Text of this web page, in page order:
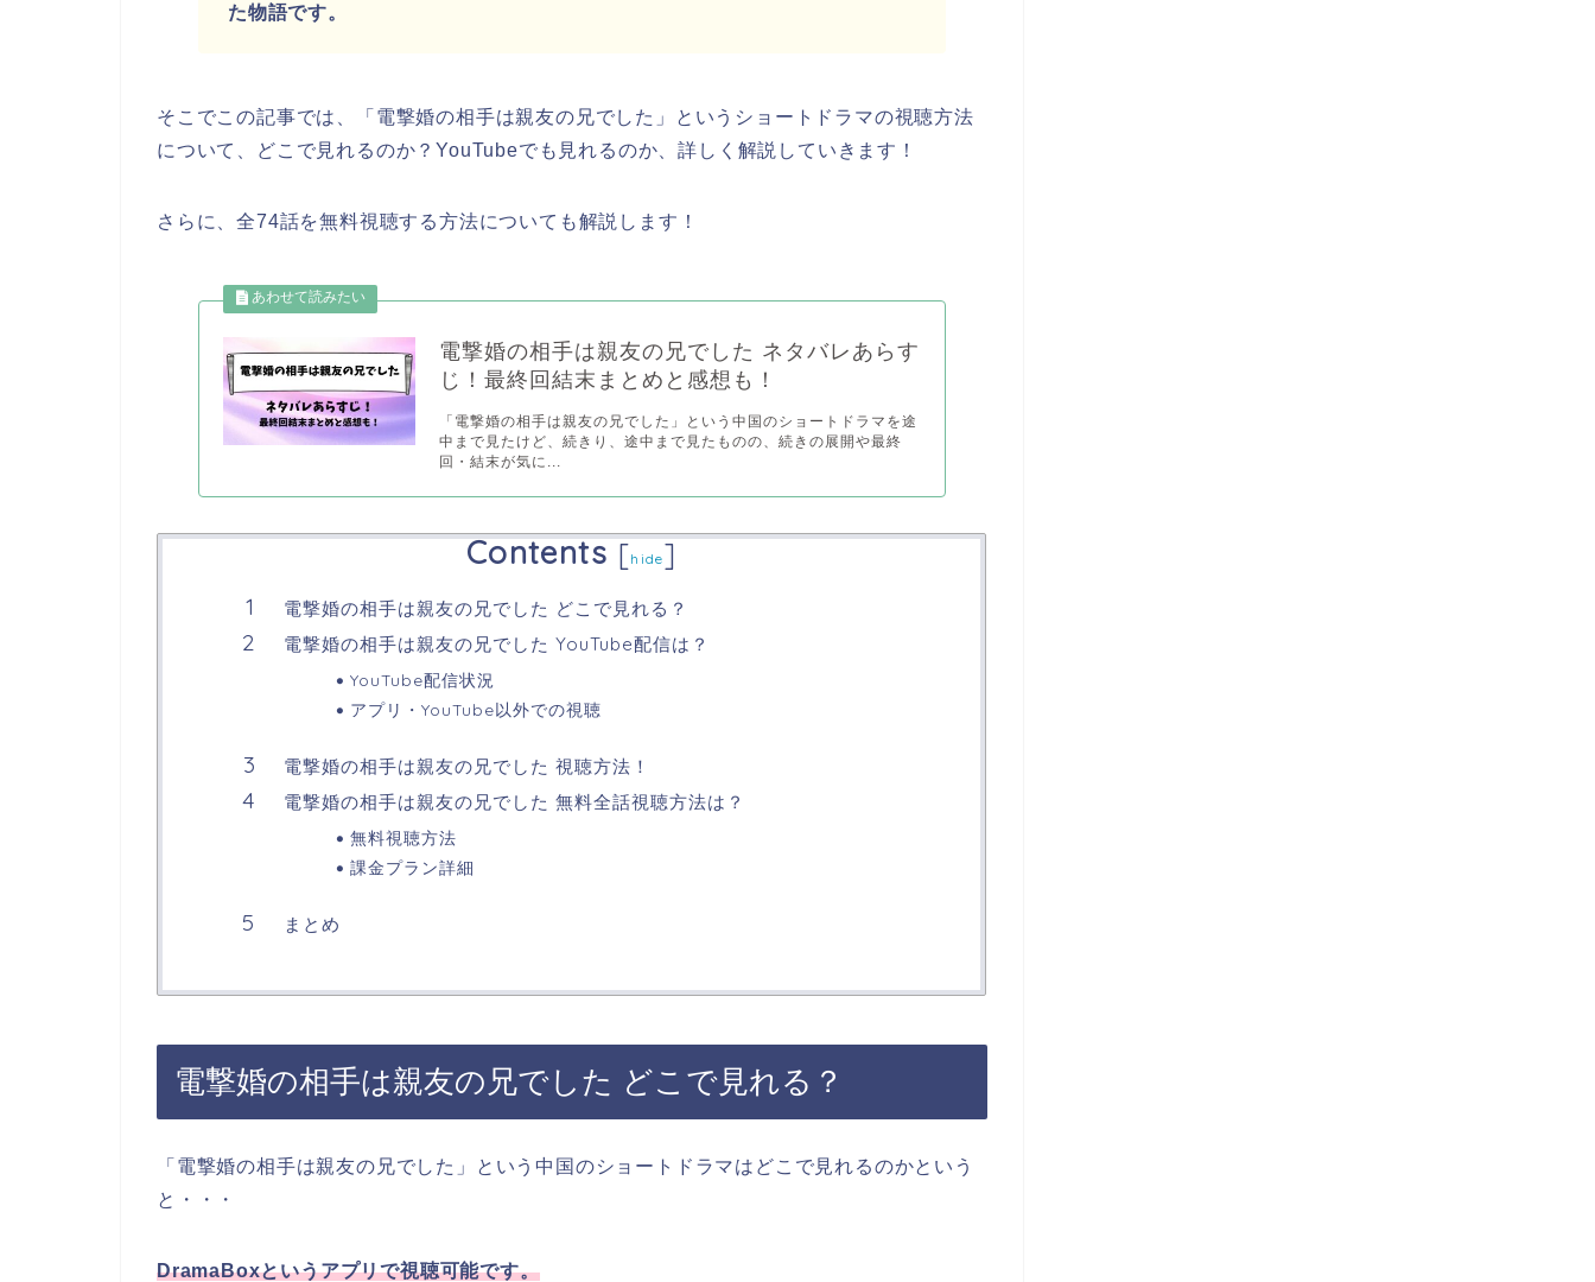
た物語です。
そこでこの記事では、「電撃婚の相手は親友の兄でした」というショートドラマの視聴方法
について、どこで見れるのか？YouTubeでも見れるのか、詳しく解説していきます！
さらに、全74話を無料視聴する方法についても解説します！
電撃婚の相手は親友の兄でした ネタバレあらす
じ！最終回結末まとめと感想も！
「電撃婚の相手は親友の兄でした」という中国のショートドラマを途
中まで見たけど、続きり、途中まで見たものの、続きの展開や最終
回・結末が気に...
Contents [hide]
電撃婚の相手は親友の兄でした どこで見れる？
電撃婚の相手は親友の兄でした YouTube配信は？
YouTube配信状況
アプリ・YouTube以外での視聴
電撃婚の相手は親友の兄でした 視聴方法！
電撃婚の相手は親友の兄でした 無料全話視聴方法は？
無料視聴方法
課金プラン詳細
まとめ
電撃婚の相手は親友の兄でした どこで見れる？
「電撃婚の相手は親友の兄でした」という中国のショートドラマはどこで見れるのかという
と・・・
DramaBoxというアプリで視聴可能です。